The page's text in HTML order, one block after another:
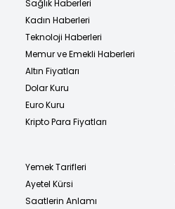
Sağlık Haberleri
Kadın Haberleri
Teknoloji Haberleri
Memur ve Emekli Haberleri
Altın Fiyatları
Dolar Kuru
Euro Kuru
Kripto Para Fiyatları
Yemek Tarifleri
Ayetel Kürsi
Saatlerin Anlamı